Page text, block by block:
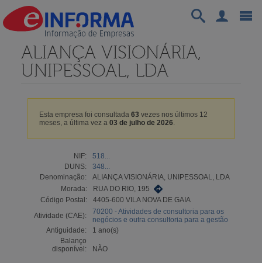
ALIANÇA VISIONÁRIA,
UNIPESSOAL, LDA
Esta empresa foi consultada 63 vezes nos últimos 12
meses, a última vez a 03 de julho de 2026.
NIF:
518...
DUNS:
348...
Denominação:
ALIANÇA VISIONÁRIA, UNIPESSOAL, LDA
Morada:
RUA DO RIO, 195
Código Postal:
4405-600 VILA NOVA DE GAIA
Atividade (CAE):
70200 - Atividades de consultoria para os
negócios e outra consultoria para a gestão
Antiguidade:
1 ano(s)
Balanço
disponível:
NÃO